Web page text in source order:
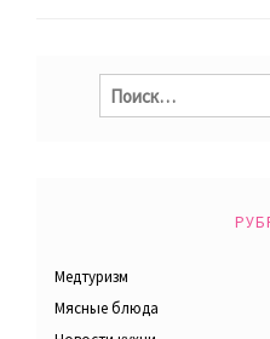
Найти:
Медтуризм
Мясные блюда